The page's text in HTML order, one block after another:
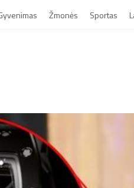
Žmonės Sportas